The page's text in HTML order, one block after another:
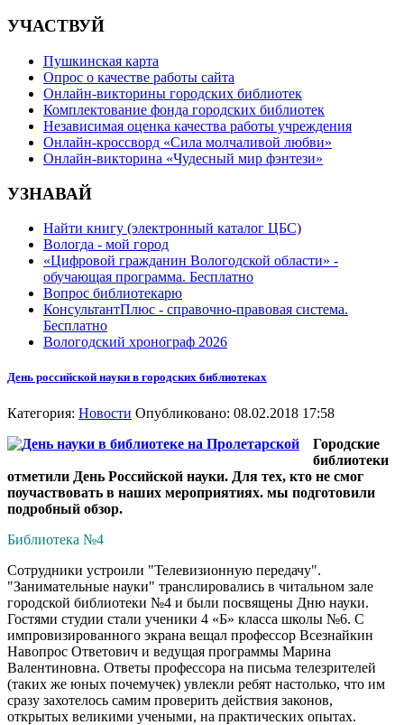
УЧАСТВУЙ
Пушкинская карта
Опрос о качестве работы сайта
Онлайн-викторины городских библиотек
Комплектование фонда городских библиотек
Независимая оценка качества работы учреждения
Онлайн-кроссворд «Сила молчаливой любви»
Онлайн-викторина «Чудесный мир фэнтези»
УЗНАВАЙ
Найти книгу (электронный каталог ЦБС)
Вологда - мой город
«Цифровой гражданин Вологодской области» -
обучающая программа. Бесплатно
Вопрос библиотекарю
КонсультантПлюс - справочно-правовая система.
Бесплатно
Вологодский хронограф 2026
День российской науки в городских библиотеках
Категория: Новости Опубликовано: 08.02.2018 17:58
Городские
библиотеки
отметили День Российской науки. Для тех, кто не смог
поучаствовать в наших мероприятиях. мы подготовили
подробный обзор.
Библиотека №4
Сотрудники устроили "Телевизионную передачу".
"Занимательные науки" транслировались в читальном зале
городской библиотеки №4 и были посвящены Дню науки.
Гостями студии стали ученики 4 «Б» класса школы №6. С
импровизированного экрана вещал профессор Всезнайкин
Навопрос Ответович и ведущая программы Марина
Валентиновна. Ответы профессора на письма телезрителей
(таких же юных почемучек) увлекли ребят настолько, что им
сразу захотелось самим проверить действия законов,
открытых великими учеными, на практических опытах.